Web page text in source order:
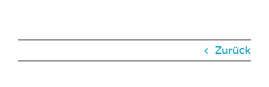
Zurück